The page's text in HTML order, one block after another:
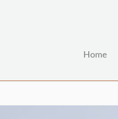
Home